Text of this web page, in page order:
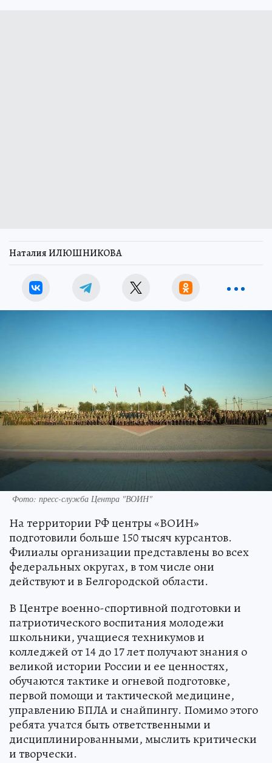
Наталия ИЛЮШНИКОВА
Фото: пресс-служба Центра "ВОИН"
На территории РФ центры «ВОИН»
подготовили больше 150 тысяч курсантов.
Филиалы организации представлены во всех
федеральных округах, в том числе они
действуют и в Белгородской области.
В Центре военно-спортивной подготовки и
патриотического воспитания молодежи
школьники, учащиеся техникумов и
колледжей от 14 до 17 лет получают знания о
великой истории России и ее ценностях,
обучаются тактике и огневой подготовке,
первой помощи и тактической медицине,
управлению БПЛА и снайпингу. Помимо этого
ребята учатся быть ответственными и
дисциплинированными, мыслить критически
и творчески.